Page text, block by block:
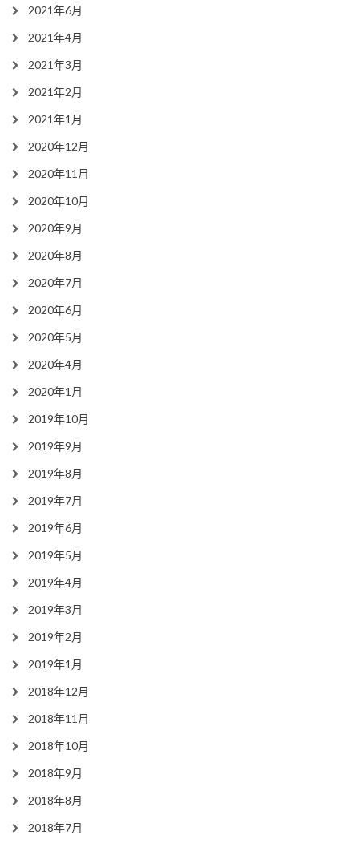
2021年6月
2021年4月
2021年3月
2021年2月
2021年1月
2020年12月
2020年11月
2020年10月
2020年9月
2020年8月
2020年7月
2020年6月
2020年5月
2020年4月
2020年1月
2019年10月
2019年9月
2019年8月
2019年7月
2019年6月
2019年5月
2019年4月
2019年3月
2019年2月
2019年1月
2018年12月
2018年11月
2018年10月
2018年9月
2018年8月
2018年7月